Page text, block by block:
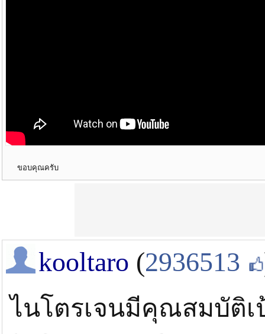
ขอบคุณครับ
kooltaro (2936513
ไนโตรเจนมีคุณสมบัติเ